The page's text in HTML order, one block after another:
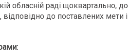
обласній раді щоквартально,
відповідно до поставлених мети